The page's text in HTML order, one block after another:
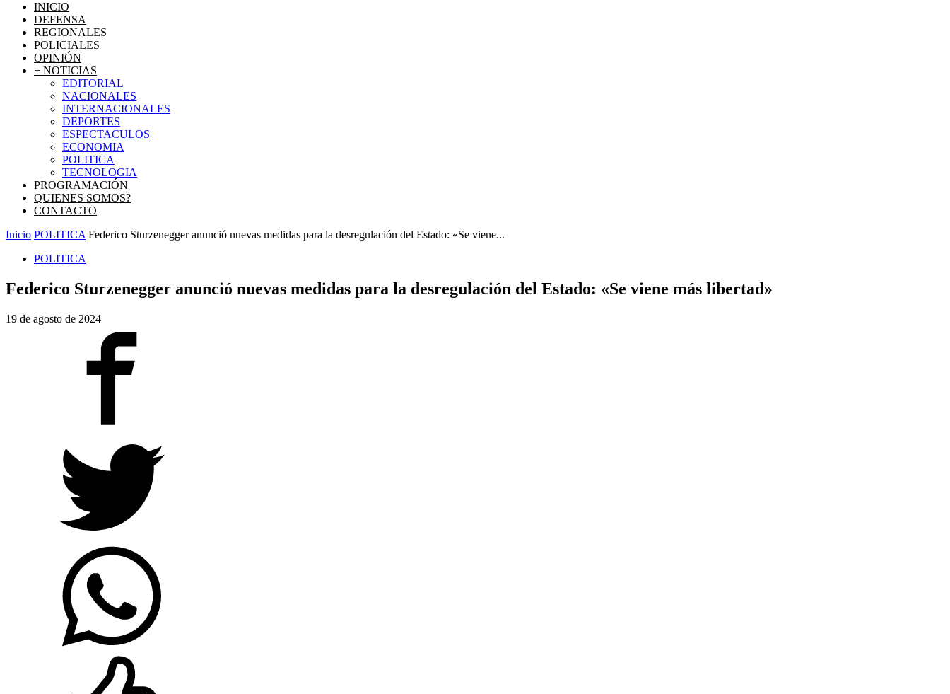
INICIO
DEFENSA
REGIONALES
POLICIALES
OPINIÓN
+ NOTICIAS
EDITORIAL
NACIONALES
INTERNACIONALES
DEPORTES
ESPECTACULOS
ECONOMIA
POLITICA
TECNOLOGIA
PROGRAMACIÓN
QUIENES SOMOS?
CONTACTO
Inicio POLITICA Federico Sturzenegger anunció nuevas medidas para la desregulación del Estado: «Se viene...
POLITICA
Federico Sturzenegger anunció nuevas medidas para la desregulación del Estado: «Se viene más libertad»
19 de agosto de 2024